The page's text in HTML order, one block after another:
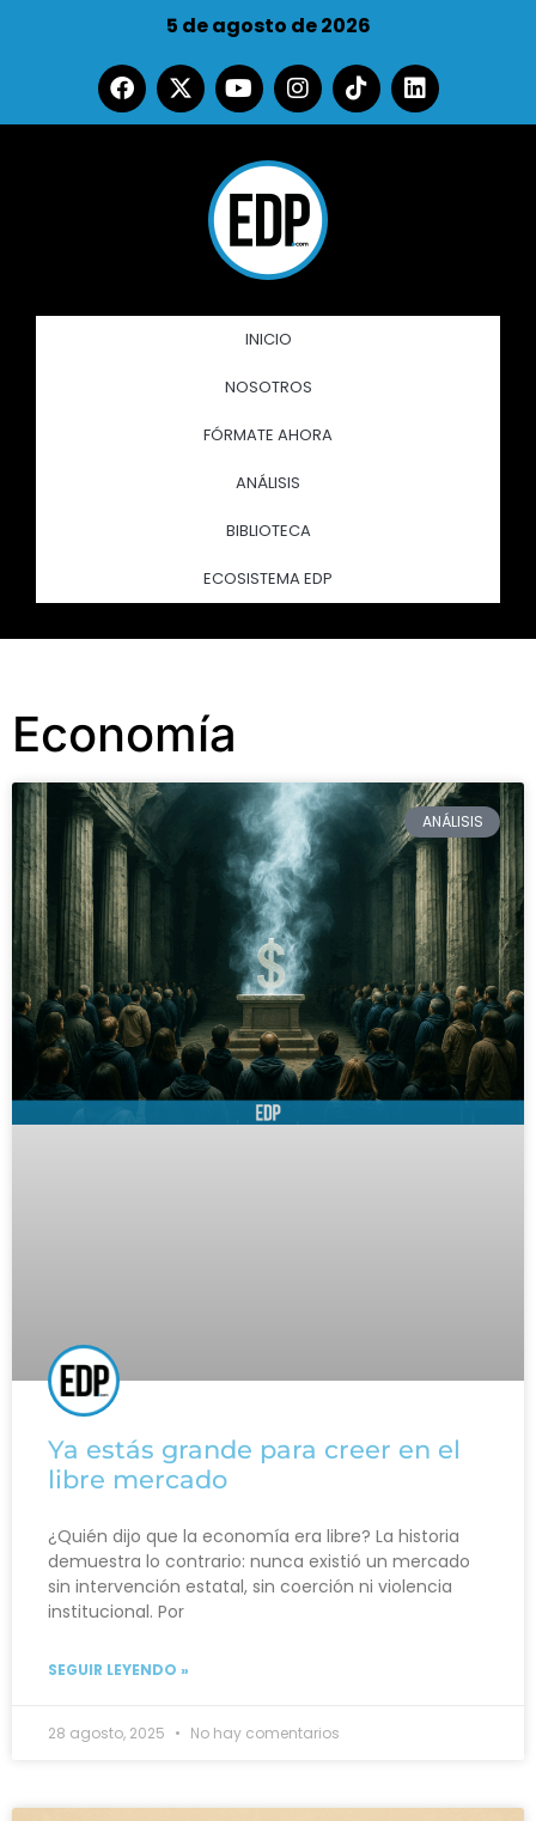
5 de agosto de 2026
INICIO
NOSOTROS
FÓRMATE AHORA
ANÁLISIS
BIBLIOTECA
ECOSISTEMA EDP
Economía
ANÁLISIS
Ya estás grande para creer en el
libre mercado
¿Quién dijo que la economía era libre? La historia
demuestra lo contrario: nunca existió un mercado
sin intervención estatal, sin coerción ni violencia
institucional. Por
SEGUIR LEYENDO »
28 agosto, 2025 No hay comentarios